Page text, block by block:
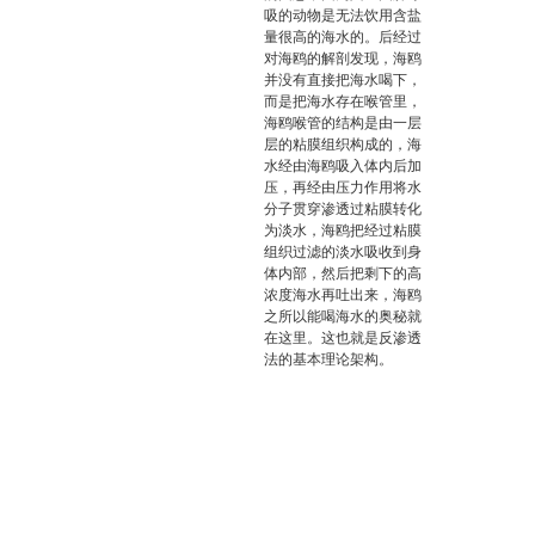
吸的动物是无法饮用含盐
量很高的海水的。后经过
对海鸥的解剖发现，海鸥
并没有直接把海水喝下，
而是把海水存在喉管里，
海鸥喉管的结构是由一层
层的粘膜组织构成的，海
水经由海鸥吸入体内后加
压，再经由压力作用将水
分子贯穿渗透过粘膜转化
为淡水，海鸥把经过粘膜
组织过滤的淡水吸收到身
体内部，然后把剩下的高
浓度海水再吐出来，海鸥
之所以能喝海水的奥秘就
在这里。这也就是反渗透
法的基本理论架构。